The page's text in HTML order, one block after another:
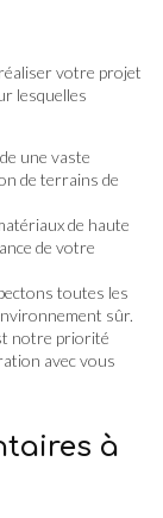
votre projet
lesquelles
une vaste
de terrains de
de haute
de votre
toutes les
sûr.
notre priorité
avec vous
à